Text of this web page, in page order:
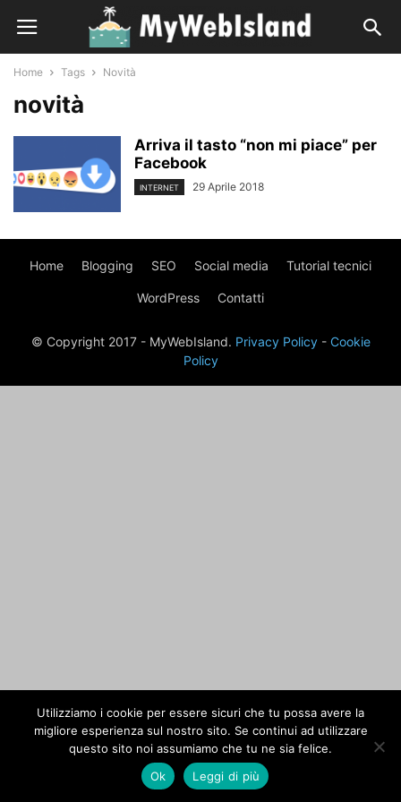
Home Tags Novità
novità
Arriva il tasto “non mi piace” per
Facebook
INTERNET 29 Aprile 2018
Home Blogging SEO Social media Tutorial tecnici
WordPress Contatti
© Copyright 2017 - MyWebIsland. Privacy Policy- Cookie
Policy
Utilizziamo i cookie per essere sicuri che tu possa avere la
migliore esperienza sul nostro sito. Se continui ad utilizzare
questo sito noi assumiamo che tu ne sia felice.
Ok
Leggi di più